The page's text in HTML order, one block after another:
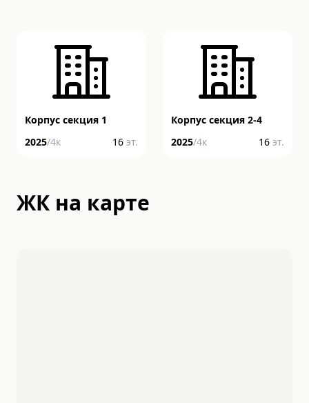
Корпус секция 1
2025/4к 16 эт.
Корпус секция 2-4
2025/4к 16 эт.
ЖК на карте